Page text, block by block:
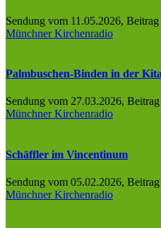
Sendung vom 11.05.2026,
Münchner Kirchenradio
Palmbuschen-Binden in der Kita
Sendung vom 27.03.2026,
Münchner Kirchenradio
Schäffler im Vincentinum
Sendung vom 05.02.2026,
Münchner Kirchenradio